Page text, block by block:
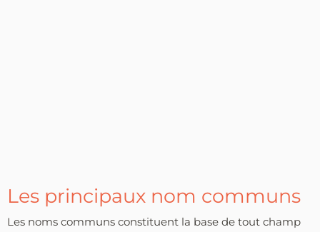
Les principaux nom communs
Les noms communs constituent la base de tout champ